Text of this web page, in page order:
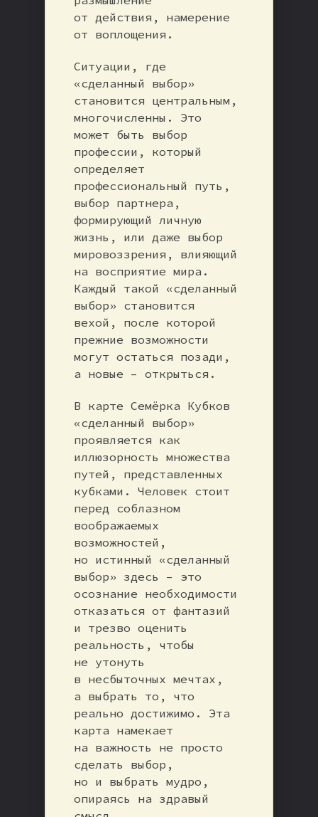
от действия, намерение
от воплощения.
Ситуации, где
«сделанный выбор»
становится центральным,
многочисленны. Это
может быть выбор
профессии, который
определяет
профессиональный путь,
выбор партнера,
формирующий личную
жизнь, или даже выбор
мировоззрения, влияющий
на восприятие мира.
Каждый такой «сделанный
выбор» становится
вехой, после которой
прежние возможности
могут остаться позади,
а новые – открыться.
В карте Семёрка Кубков
«сделанный выбор»
проявляется как
иллюзорность множества
путей, представленных
кубками. Человек стоит
перед соблазном
воображаемых
возможностей,
но истинный «сделанный
выбор» здесь – это
осознание необходимости
отказаться от фантазий
и трезво оценить
реальность, чтобы
не утонуть
в несбыточных мечтах,
а выбрать то, что
реально достижимо. Эта
карта намекает
на важность не просто
сделать выбор,
но и выбрать мудро,
опираясь на здравый